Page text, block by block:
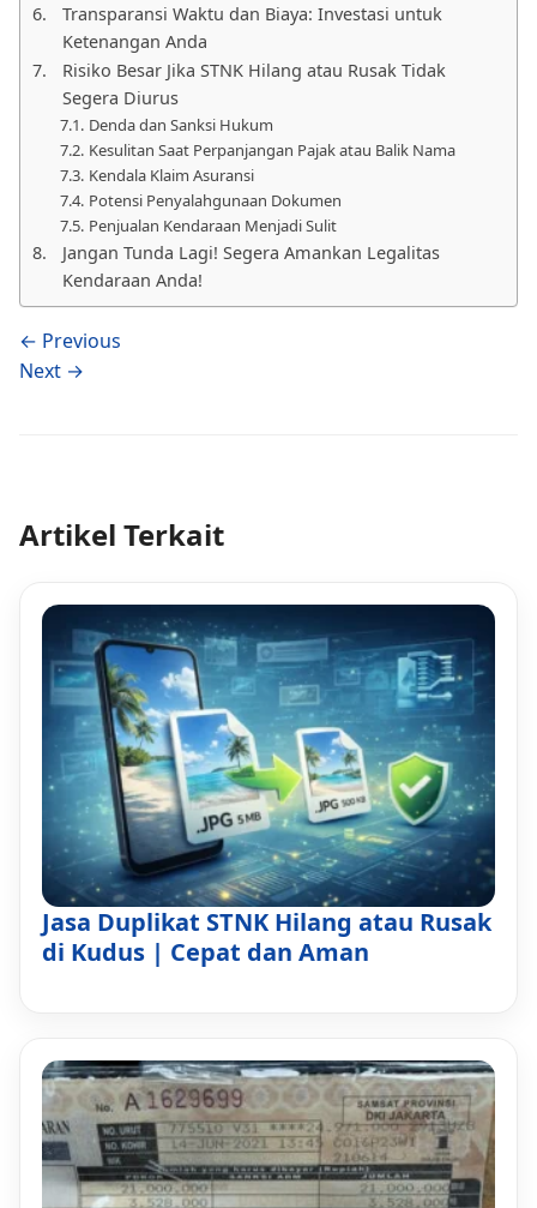
Transparansi Waktu dan Biaya: Investasi untuk
Ketenangan Anda
Risiko Besar Jika STNK Hilang atau Rusak Tidak
Segera Diurus
Denda dan Sanksi Hukum
Kesulitan Saat Perpanjangan Pajak atau Balik Nama
Kendala Klaim Asuransi
Potensi Penyalahgunaan Dokumen
Penjualan Kendaraan Menjadi Sulit
Jangan Tunda Lagi! Segera Amankan Legalitas
Kendaraan Anda!
← Previous
Next →
Artikel Terkait
Jasa Duplikat STNK Hilang atau Rusak
di Kudus | Cepat dan Aman